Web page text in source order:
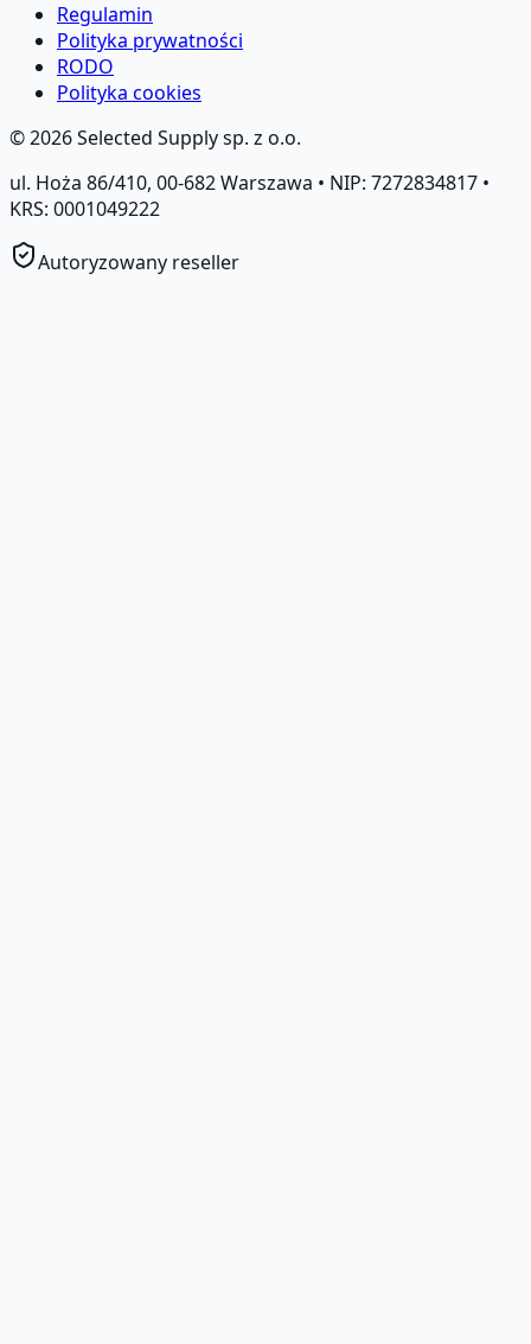
Regulamin
Polityka prywatności
RODO
Polityka cookies
©2026Selected Supply sp. z o.o.
ul. Hoża 86/410, 00-682 Warszawa • NIP: 7272834817 •
KRS: 0001049222
Autoryzowany reseller